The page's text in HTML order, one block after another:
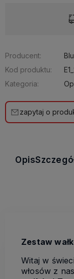
Producent:
Kod produktu:
Kategoria:
zapytaj o
Opis
Zestaw
Witaj w
włosów z